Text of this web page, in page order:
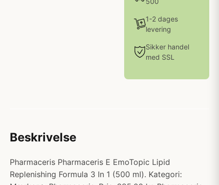
1-2 dages
levering
Sikker handel
med SSL
Beskrivelse
Pharmaceris Pharmaceris E EmoTopic Lipid
Replenishing Formula 3 In 1 (500 ml). Kategori: